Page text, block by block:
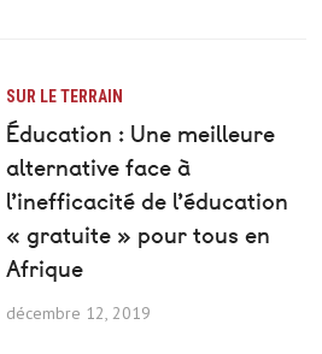
SUR LE TERRAIN
Éducation : Une meilleure
alternative face à
l’inefficacité de l’éducation
« gratuite » pour tous en
Afrique
décembre 12, 2019